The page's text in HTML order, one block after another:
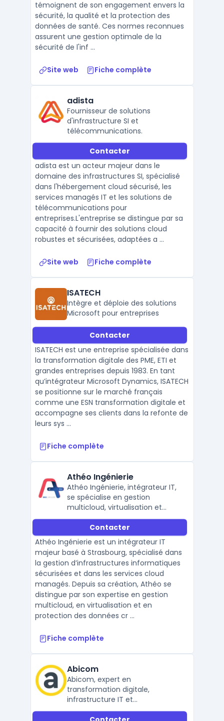
témoignent de son engagement envers la
sécurité, la qualité et la protection des
données de santé. Ces normes reconnues
assurent une gestion optimale de la
sécurité de l'inf ...
Site web Fiche complète
adista
Fournisseur de solutions
d'infrastructure SI et
télécommunications.
Contacter
adista est un acteur majeur dans le
domaine des infrastructures SI, spécialisé
dans l'hébergement cloud sécurisé, les
services managés IT et les solutions de
télécommunications pour
entreprises.L'entreprise se distingue par sa
capacité à fournir des solutions cloud
robustes et sécurisées, adaptées a ...
Site web Fiche complète
ISATECH
Intègre et déploie des solutions
Microsoft pour entreprises
Contacter
ISATECH est une entreprise spécialisée dans
la transformation digitale des PME, ETI et
grandes entreprises depuis 1983. En tant
qu’intégrateur Microsoft Dynamics, ISATECH
se positionne sur le marché français
comme une ESN transformation digitale et
accompagne ses clients dans la refonte de
leurs sys ...
Fiche complète
Athéo Ingénierie
Athéo Ingénierie, intégrateur IT,
se spécialise en gestion
multicloud, virtualisation et
sécurité des infrastructures.
Contacter
Athéo Ingénierie est un intégrateur IT
majeur basé à Strasbourg, spécialisé dans
la gestion d’infrastructures informatiques
sécurisées et dans les services cloud
managés. Depuis sa création, Athéo se
distingue par son expertise en gestion
multicloud, en virtualisation et en
protection des données cr ...
Fiche complète
Abicom
Abicom, expert en
transformation digitale,
infrastructure IT et
cybersécurité